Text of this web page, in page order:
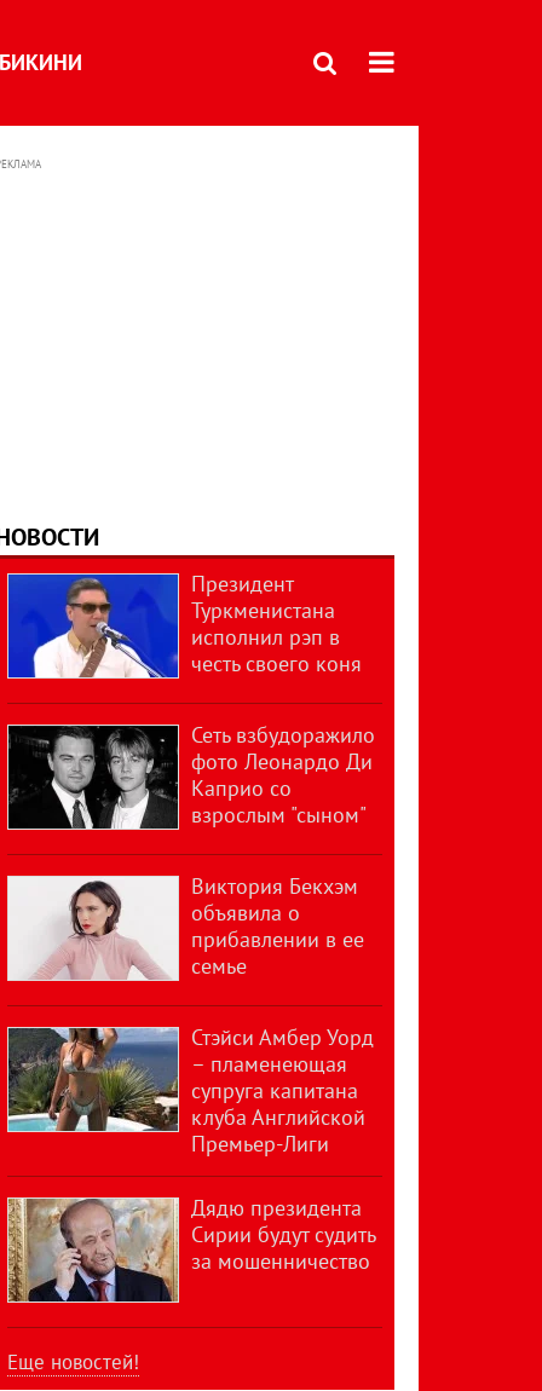
БИКИНИ
Президент
Туркменистана
исполнил рэп в
честь своего коня
Сеть взбудоражило
фото Леонардо Ди
Каприо со
взрослым "сыном"
Виктория Бекхэм
объявила о
прибавлении в ее
семье
Стэйси Амбер Уорд
– пламенеющая
супруга капитана
клуба Английской
Премьер-Лиги
Дядю президента
Сирии будут судить
за мошенничество
Еще новостей!